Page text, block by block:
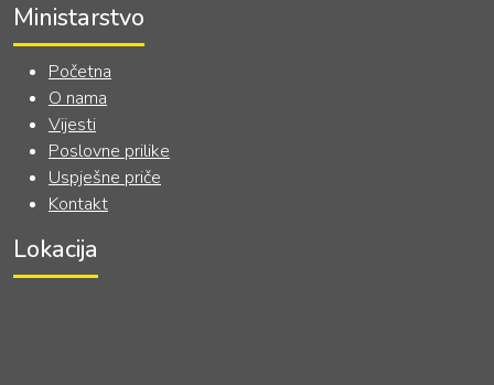
Ministarstvo
Početna
O nama
Vijesti
Poslovne prilike
Uspješne priče
Kontakt
Lokacija